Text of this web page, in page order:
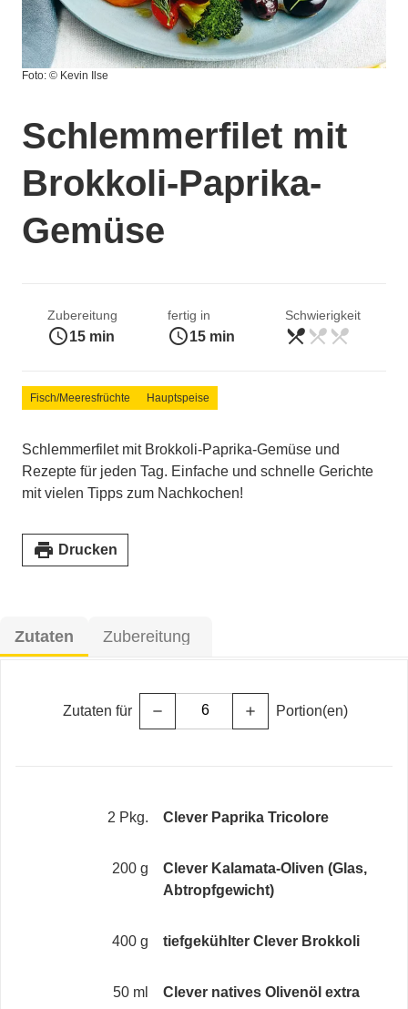
Foto: © Kevin Ilse
Schlemmerfilet mit
Brokkoli-Paprika-
Gemüse
Zubereitung
access_time15 min
fertig in
access_time15 min
Schwierigkeit
leicht
restaurant_menu restaurant_menu restaurant_menu
Fisch/Meeresfrüchte Hauptspeise
Schlemmerfilet mit Brokkoli-Paprika-Gemüse und
Rezepte für jeden Tag. Einfache und schnelle Gerichte
mit vielen Tipps zum Nachkochen!
print Drucken
Zutaten Zubereitung
Zutaten für remove add Portion(en)
2 Pkg. Clever Paprika Tricolore
200 g
Clever Kalamata-Oliven (Glas,
Abtropfgewicht)
400 g tiefgekühlter Clever Brokkoli
50 ml Clever natives Olivenöl extra